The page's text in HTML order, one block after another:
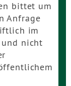
bittet um
Anfrage
im
nicht